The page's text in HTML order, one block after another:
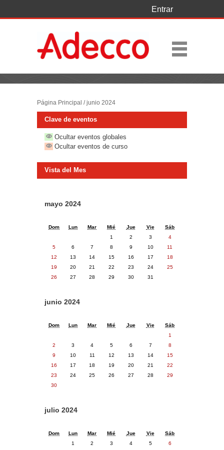
Entrar
Página Principal / junio 2024
Clave de eventos
Ocultar eventos globales
Ocultar eventos de curso
Vista del Mes
mayo 2024
Dom Lun Mar Mié Jue Vie
Sáb
1
2 3
4
5
6 7 8 9 10
11
12
13 14 15 16 17
18
19
20 21 22 23 24
25
26
27 28 29 30 31
junio 2024
Dom Lun Mar Mié Jue Vie
Sáb
1
2
3 4 5 6 7
8
9
10 11 12 13 14
15
16
17 18 19 20 21
22
23
24 25 26 27 28
29
30
julio 2024
Dom Lun Mar Mié Jue Vie
Sáb
1
2 3 4 5
6